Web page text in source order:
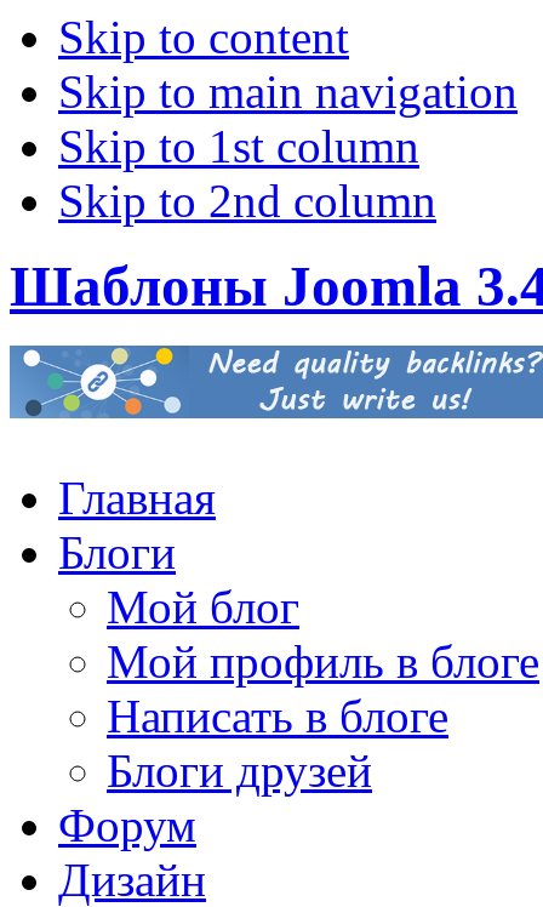
Skip to content
Skip to main navigation
Skip to 1st column
Skip to 2nd column
Шаблоны Joomla
Главная
Блоги
Мой блог
Мой профиль в блоге
Написать в блоге
Блоги друзей
Форум
Дизайн